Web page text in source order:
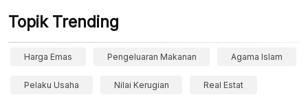
Topik Trending
Harga Emas Pengeluaran Makanan Agama Islam
Pelaku Usaha Nilai Kerugian Real Estat